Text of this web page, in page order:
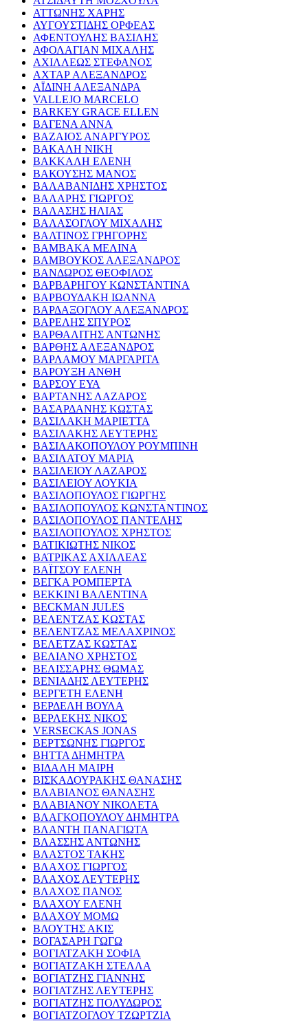
ΑΤΤΩΝΗΣ ΧΑΡΗΣ
ΑΥΓΟΥΣΤΙΔΗΣ ΟΡΦΕΑΣ
ΑΦΕΝΤΟΥΛΗΣ ΒΑΣΙΛΗΣ
ΑΦΟΛΑΓΙΑΝ ΜΙΧΑΛΗΣ
ΑΧΙΛΛΕΩΣ ΣΤΕΦΑΝΟΣ
ΑΧΤΑΡ ΑΛΕΞΑΝΔΡΟΣ
ΑΪΔΙΝΗ ΑΛΕΞΑΝΔΡΑ
VALLEJO MARCELO
BARKEY GRACE ELLEN
ΒΑΓΕΝΑ ΑΝΝΑ
ΒΑΖΑΙΟΣ ΑΝΑΡΓΥΡΟΣ
ΒΑΚΑΛΗ ΝΙΚΗ
ΒΑΚΚΑΛΗ ΕΛΕΝΗ
ΒΑΚΟΥΣΗΣ ΜΑΝΟΣ
ΒΑΛΑΒΑΝΙΔΗΣ ΧΡΗΣΤΟΣ
ΒΑΛΑΡΗΣ ΓΙΩΡΓΟΣ
ΒΑΛΑΣΗΣ ΗΛΙΑΣ
ΒΑΛΑΣΟΓΛΟΥ ΜΙΧΑΛΗΣ
ΒΑΛΤΙΝΟΣ ΓΡΗΓΟΡΗΣ
ΒΑΜΒΑΚΑ ΜΕΛΙΝΑ
ΒΑΜΒΟΥΚΟΣ ΑΛΕΞΑΝΔΡΟΣ
ΒΑΝΔΩΡΟΣ ΘΕΟΦΙΛΟΣ
ΒΑΡΒΑΡΗΓΟΥ ΚΩΝΣΤΑΝΤΙΝΑ
ΒΑΡΒΟΥΔΑΚΗ ΙΩΑΝΝΑ
ΒΑΡΔΑΞΟΓΛΟΥ ΑΛΕΞΑΝΔΡΟΣ
ΒΑΡΕΛΗΣ ΣΠΥΡΟΣ
ΒΑΡΘΑΛΙΤΗΣ ΑΝΤΩΝΗΣ
ΒΑΡΘΗΣ ΑΛΕΞΑΝΔΡΟΣ
ΒΑΡΛΑΜΟΥ ΜΑΡΓΑΡΙΤΑ
ΒΑΡΟΥΞΗ ΑΝΘΗ
ΒΑΡΣΟΥ ΕΥΑ
ΒΑΡΤΑΝΗΣ ΛΑΖΑΡΟΣ
ΒΑΣΑΡΔΑΝΗΣ ΚΩΣΤΑΣ
ΒΑΣΙΛΑΚΗ ΜΑΡΙΕΤΤΑ
ΒΑΣΙΛΑΚΗΣ ΛΕΥΤΕΡΗΣ
ΒΑΣΙΛΑΚΟΠΟΥΛΟΥ ΡΟΥΜΠΙΝΗ
ΒΑΣΙΛΑΤΟΥ ΜΑΡΙΑ
ΒΑΣΙΛΕΙΟΥ ΛΑΖΑΡΟΣ
ΒΑΣΙΛΕΙΟΥ ΛΟΥΚΙΑ
ΒΑΣΙΛΟΠΟΥΛΟΣ ΓΙΩΡΓΗΣ
ΒΑΣΙΛΟΠΟΥΛΟΣ ΚΩΝΣΤΑΝΤΙΝΟΣ
ΒΑΣΙΛΟΠΟΥΛΟΣ ΠΑΝΤΕΛΗΣ
ΒΑΣΙΛΟΠΟΥΛΟΣ ΧΡΗΣΤΟΣ
ΒΑΤΙΚΙΩΤΗΣ ΝΙΚΟΣ
ΒΑΤΡΙΚΑΣ ΑΧΙΛΛΕΑΣ
ΒΑΪΤΣΟΥ ΕΛΕΝΗ
ΒΕΓΚΑ ΡΟΜΠΕΡΤΑ
ΒΕΚΚΙΝΙ ΒΑΛΕΝΤΙΝΑ
BECKMAN JULES
ΒΕΛΕΝΤΖΑΣ ΚΩΣΤΑΣ
ΒΕΛΕΝΤΖΑΣ ΜΕΛΑΧΡΙΝΟΣ
ΒΕΛΕΤΖΑΣ ΚΩΣΤΑΣ
ΒΕΛΙΑΝΟ ΧΡΗΣΤΟΣ
ΒΕΛΙΣΣΑΡΗΣ ΘΩΜΑΣ
ΒΕΝΙΑΔΗΣ ΛΕΥΤΕΡΗΣ
ΒΕΡΓΕΤΗ ΕΛΕΝΗ
ΒΕΡΔΕΛΗ ΒΟΥΛΑ
ΒΕΡΛΕΚΗΣ ΝΙΚΟΣ
VERSECKAS JONAS
ΒΕΡΤΣΩΝΗΣ ΓΙΩΡΓΟΣ
ΒΗΤΤΑ ΔΗΜΗΤΡΑ
ΒΙΔΑΛΗ ΜΑΙΡΗ
ΒΙΣΚΑΔΟΥΡΑΚΗΣ ΘΑΝΑΣΗΣ
ΒΛΑΒΙΑΝΟΣ ΘΑΝΑΣΗΣ
ΒΛΑΒΙΑΝΟΥ ΝΙΚΟΛΕΤΑ
ΒΛΑΓΚΟΠΟΥΛΟΥ ΔΗΜΗΤΡΑ
ΒΛΑΝΤΗ ΠΑΝΑΓΙΩΤΑ
ΒΛΑΣΣΗΣ ΑΝΤΩΝΗΣ
ΒΛΑΣΤΟΣ ΤΑΚΗΣ
ΒΛΑΧΟΣ ΓΙΩΡΓΟΣ
ΒΛΑΧΟΣ ΛΕΥΤΕΡΗΣ
ΒΛΑΧΟΣ ΠΑΝΟΣ
ΒΛΑΧΟΥ ΕΛΕΝΗ
ΒΛΑΧΟΥ ΜΟΜΩ
ΒΛΟΥΤΗΣ ΑΚΙΣ
ΒΟΓΑΣΑΡΗ ΓΩΓΩ
ΒΟΓΙΑΤΖΑΚΗ ΣΟΦΙΑ
ΒΟΓΙΑΤΖΑΚΗ ΣΤΕΛΛΑ
ΒΟΓΙΑΤΖΗΣ ΓΙΑΝΝΗΣ
ΒΟΓΙΑΤΖΗΣ ΛΕΥΤΕΡΗΣ
ΒΟΓΙΑΤΖΗΣ ΠΟΛΥΔΩΡΟΣ
ΒΟΓΙΑΤΖΟΓΛΟΥ ΤΖΩΡΤΖΙΑ